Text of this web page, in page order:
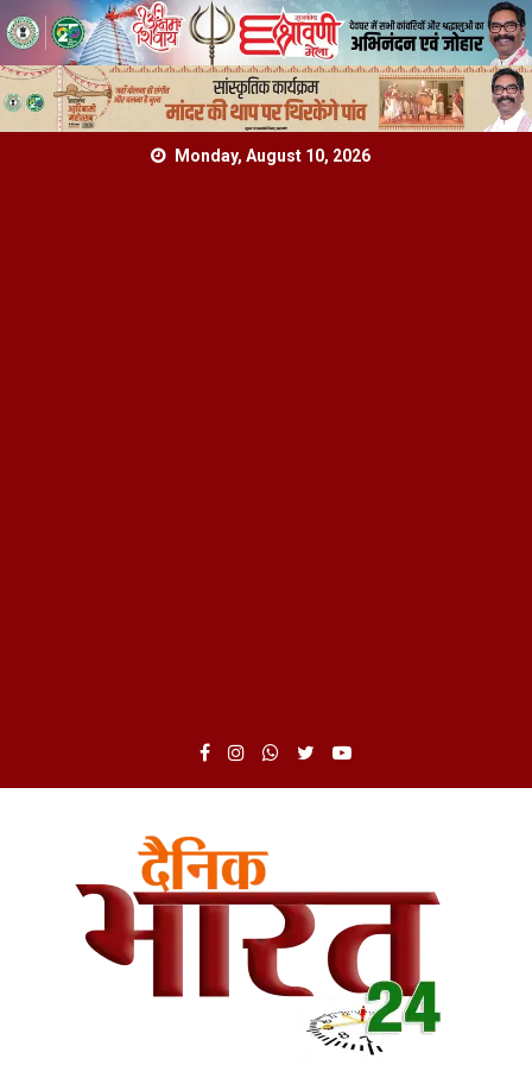
Monday, August 10, 2026